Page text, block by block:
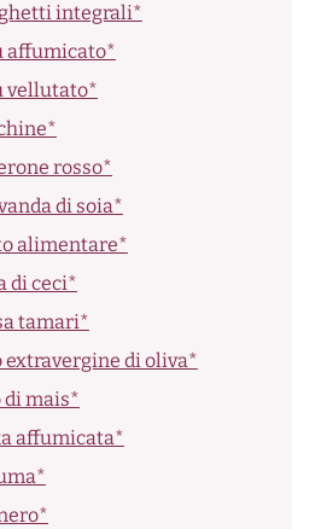
integrali*
affumicato*
vellutato*
rosso*
di soia*
alimentare*
di ceci*
tamari*
extravergine di oliva*
di mais*
affumicata*